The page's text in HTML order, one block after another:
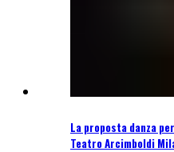
La proposta danza
Teatro Arcimboldi